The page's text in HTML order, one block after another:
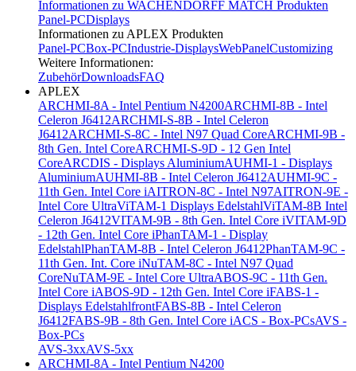
Informationen zu WACHENDORFF MATCH Produkten
Panel-PCDisplays
Informationen zu APLEX Produkten
Panel-PCBox-PCIndustrie-DisplaysWebPanelCustomizing
Weitere Informationen:
ZubehörDownloadsFAQ
APLEX
ARCHMI-8A - Intel Pentium N4200ARCHMI-8B - Intel
Celeron J6412ARCHMI-S-8B - Intel Celeron
J6412ARCHMI-S-8C - Intel N97 Quad CoreARCHMI-9B -
8th Gen. Intel CoreARCHMI-S-9D - 12 Gen Intel
CoreARCDIS - Displays AluminiumAUHMI-1 - Displays
AluminiumAUHMI-8B - Intel Celeron J6412AUHMI-9C -
11th Gen. Intel Core iAITRON-8C - Intel N97AITRON-9E -
Intel Core UltraViTAM-1 Displays EdelstahlViTAM-8B Intel
Celeron J6412VITAM-9B - 8th Gen. Intel Core iVITAM-9D
- 12th Gen. Intel Core iPhanTAM-1 - Display
EdelstahlPhanTAM-8B - Intel Celeron J6412PhanTAM-9C -
11th Gen. Int. Core iNuTAM-8C - Intel N97 Quad
CoreNuTAM-9E - Intel Core UltraABOS-9C - 11th Gen.
Intel Core iABOS-9D - 12th Gen. Intel Core iFABS-1 -
Displays EdelstahlfrontFABS-8B - Intel Celeron
J6412FABS-9B - 8th Gen. Intel Core iACS - Box-PCsAVS -
Box-PCs
AVS-3xxAVS-5xx
ARCHMI-8A - Intel Pentium N4200